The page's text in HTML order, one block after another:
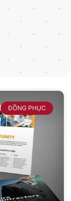
ĐỒNG PHỤC